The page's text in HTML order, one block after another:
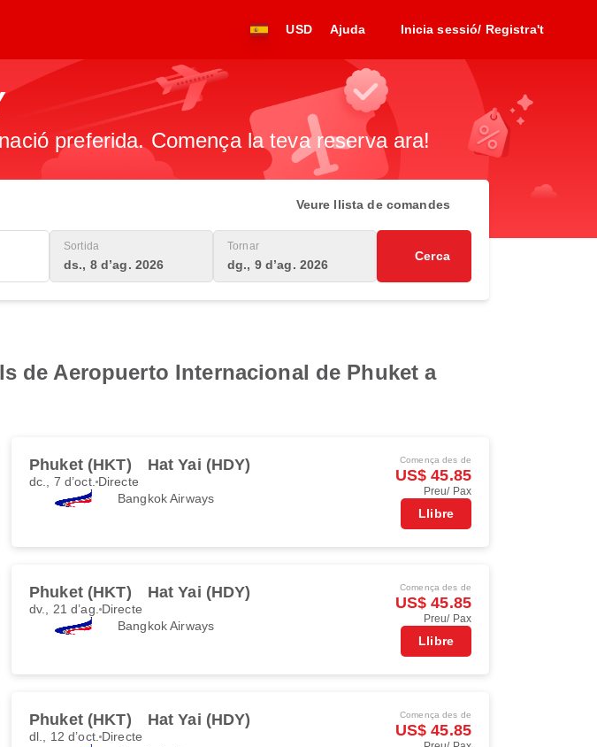
USD Ajuda Inicia sessió/ Registra't
preferida. Comença la teva reserva ara!
Veure llista de comandes
Sortida
ds., 8 d’ag. 2026
Tornar
dg., 9 d’ag. 2026
Cerca
de Aeropuerto Internacional de Phuket a
Phuket (HKT) Hat Yai (HDY)
dc., 7 d’oct. Directe
Bangkok Airways
Comença des de
US$ 45.85
Preu/ Pax
Llibre
Phuket (HKT) Hat Yai (HDY)
dv., 21 d’ag. Directe
Bangkok Airways
Comença des de
US$ 45.85
Preu/ Pax
Llibre
Phuket (HKT) Hat Yai (HDY)
dl., 12 d’oct. Directe
Comença des de
US$ 45.85